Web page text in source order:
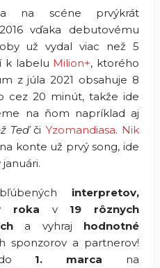
na scéne prvýkrát
vďaka debutovému
už vydal viac než 5
k labelu Milion+, ktorého
z júla 2021 obsahuje 8
cez 20 minút, takže ide
na ňom napríklad aj
Teďči Yzomandiasa. Nik
konte už prvý song, ide
januári.
interpretov,
roka v 19 rôznych
a vyhraj hodnotné
sponzorov a partnerov!
do 1. marca na